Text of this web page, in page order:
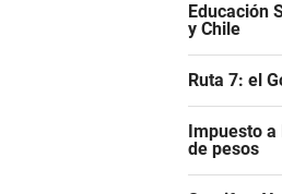
Educación
y Chile
Ruta 7: el
Impuesto a
de pesos